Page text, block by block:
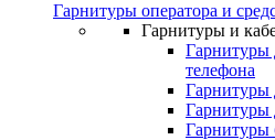
Гарнитуры оператора и
Гарнитуры и
Гарнитуры
телефона
Гарнитуры
Гарнитуры
Гарнитуры